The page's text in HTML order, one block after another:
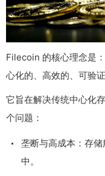
Filecoin 的核心理念是
心化的、高效的、可验
它旨在解决传统中心化
个问题：
垄断与高成本：存
中。